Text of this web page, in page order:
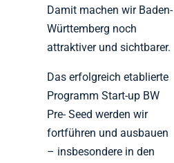
Damit machen wir Baden-
Württemberg noch
attraktiver und sichtbarer.
Das erfolgreich etablierte
Programm Start-up BW
Pre- Seed werden wir
fortführen und ausbauen
– insbesondere in den